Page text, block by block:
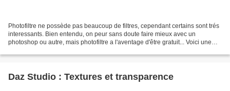
Photofiltre ne possède pas beaucoup de filtres, cependant certains sont trés
interessants. Bien entendu, on peur sans doute faire mieux avec un
photoshop ou autre, mais photofiltre a l'aventage d'être gratuit... Voici une
Daz Studio : Textures et transparence